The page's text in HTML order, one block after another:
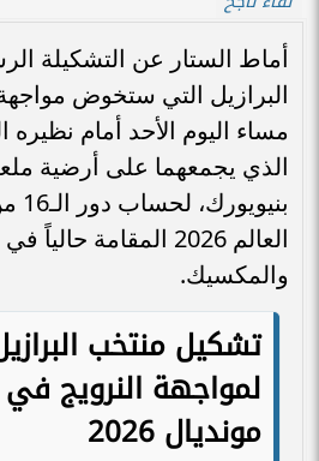
أماط الستار عن التشكيلة
البرازيل التي ستخوض مواجهة
مساء اليوم الأحد أمام نظيره
الذي يجمعهما على أرضية
العالم 2026 المقامة
والمكسيك.
تشكيل منتخب
لمواجهة النرويج
مونديال 2026